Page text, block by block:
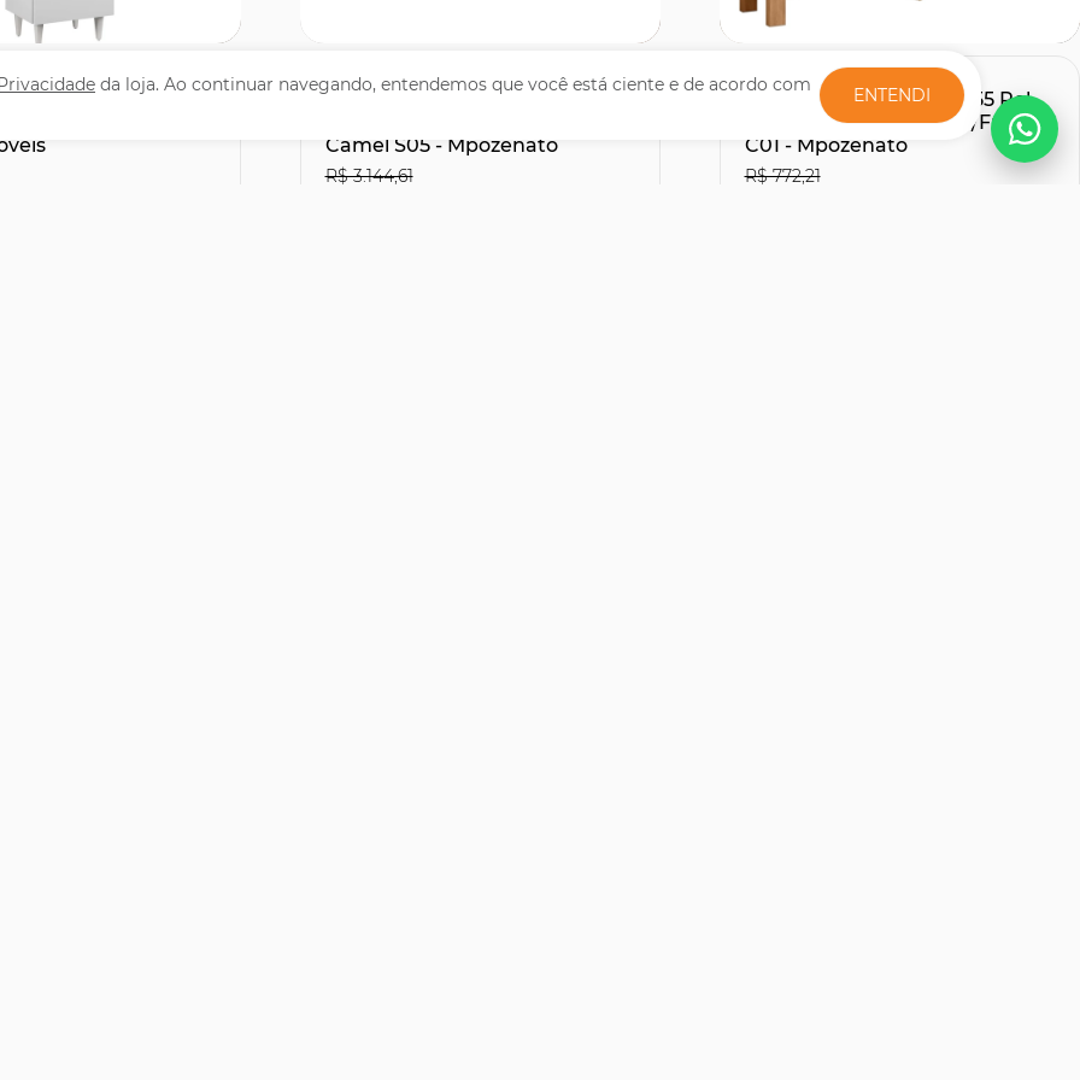
da loja. Ao continuar navegando, entendemos que você está ciente e de acordo com
ENTENDI
Torre
Cama Queen Flutuante Com
Camel S05 - Mpozenato
R$ 3.144,61
Rack Bancada Para TV 55 Pol
150cm Lucca Off White/Freijó
C01 - Mpozenato
R$ 772,21